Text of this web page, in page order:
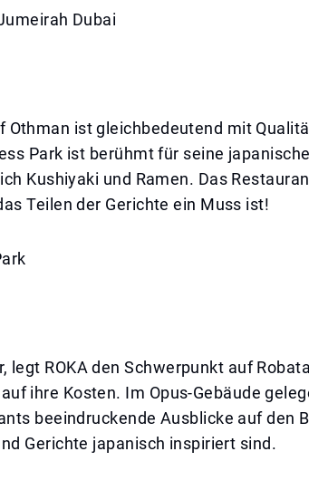
Dubai
Othman ist gleichbedeutend mit
Park ist berühmt für seine
Kushiyaki und Ramen. Das
Teilen der Gerichte ein Muss ist!
legt ROKA den Schwerpunkt auf
ihre Kosten. Im Opus-Gebäude
beeindruckende Ausblicke auf den
Gerichte japanisch inspiriert sind.